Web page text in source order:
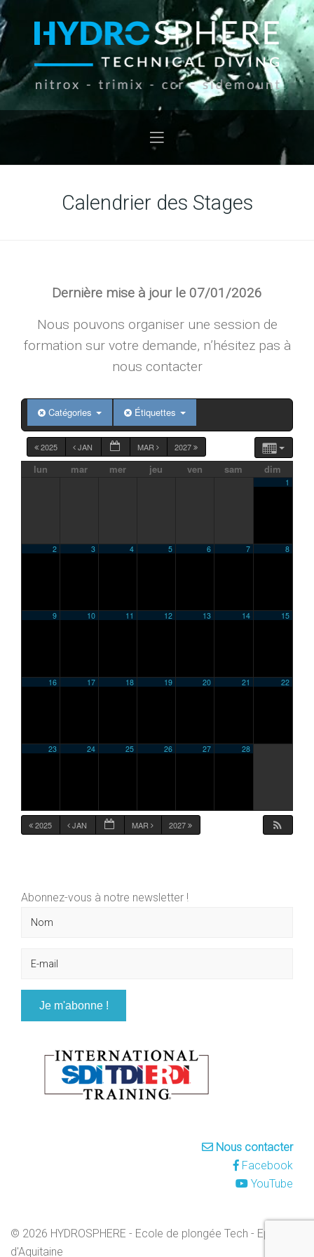
Calendrier des Stages
Dernière mise à jour le 07/01/2026
Nous pouvons organiser une session de
formation sur votre demande, n’hésitez pas à
nous contacter
Catégories Étiquettes
2025 JAN MAR 2027
lun mar mer jeu ven sam dim
1
2 3 4 5 6 7 8
9 10 11 12 13 14 15
16 17 18 19 20 21 22
23 24 25 26 27 28
2025 JAN MAR 2027
Abonnez-vous à notre newsletter !
Nous contacter
Facebook
YouTube
© 2026 HYDROSPHERE - Ecole de plongée Tech - Epaves
d'Aquitaine